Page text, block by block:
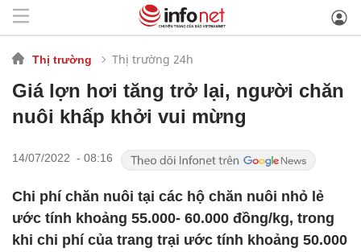
Thị trường Thị trường 24h
Giá lợn hơi tăng trở lại, người chăn
nuôi khấp khởi vui mừng
14/07/2022 - 08:16
Chi phí chăn nuôi tại các hộ chăn nuôi nhỏ lẻ
ước tính khoảng 55.000- 60.000 đồng/kg, trong
khi chi phí của trang trại ước tính khoảng 50.000